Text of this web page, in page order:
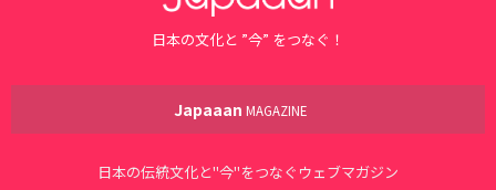
日本の文化と ”今” をつなぐ！
Japaaan MAGAZINE
日本の伝統文化と"今"をつなぐウェブマガジン